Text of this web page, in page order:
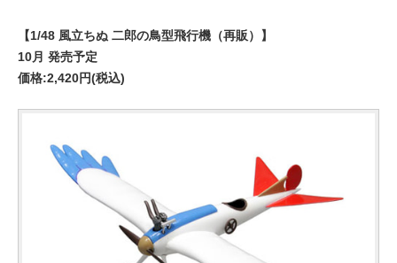
【1/48 風立ちぬ 二郎の鳥型飛行機（再販）】
10月 発売予定
価格:2,420円(税込)